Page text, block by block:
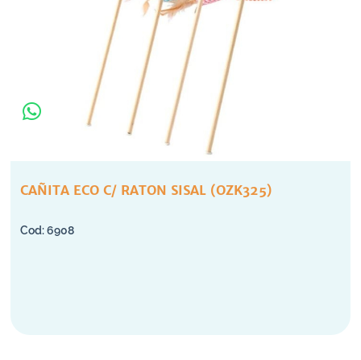
CAÑITA ECO C/ RATON SISAL (OZK325)
6908